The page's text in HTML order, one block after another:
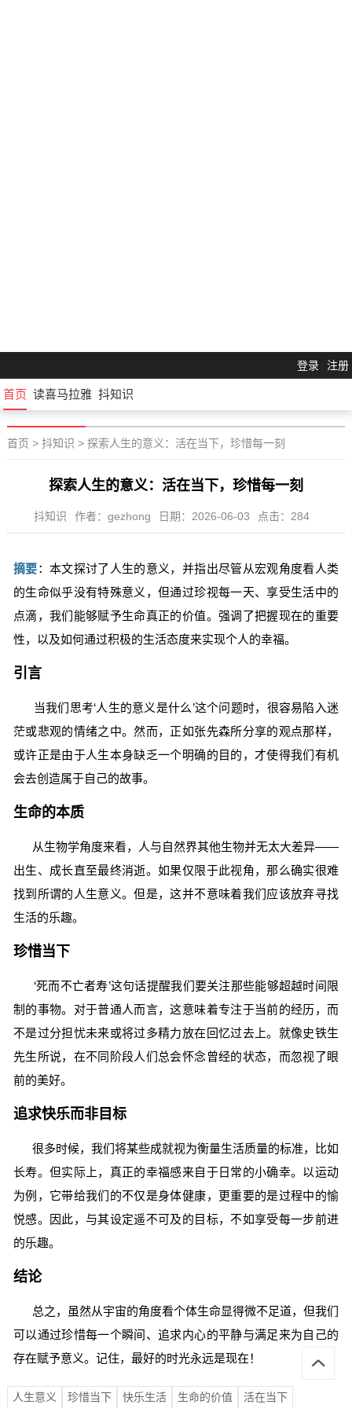
登录 注册
首页 读喜马拉雅 抖知识
首页 > 抖知识 > 探索人生的意义：活在当下，珍惜每一刻
探索人生的意义：活在当下，珍惜每一刻
抖知识 作者：gezhong 日期：2026-06-03 点击：284
摘要：本文探讨了人生的意义，并指出尽管从宏观角度看人类
的生命似乎没有特殊意义，但通过珍视每一天、享受生活中的
点滴，我们能够赋予生命真正的价值。强调了把握现在的重要
性，以及如何通过积极的生活态度来实现个人的幸福。
引言
当我们思考‘人生的意义是什么’这个问题时，很容易陷入迷
茫或悲观的情绪之中。然而，正如张先森所分享的观点那样，
或许正是由于人生本身缺乏一个明确的目的，才使得我们有机
会去创造属于自己的故事。
生命的本质
从生物学角度来看，人与自然界其他生物并无太大差异——
出生、成长直至最终消逝。如果仅限于此视角，那么确实很难
找到所谓的人生意义。但是，这并不意味着我们应该放弃寻找
生活的乐趣。
珍惜当下
‘死而不亡者寿’这句话提醒我们要关注那些能够超越时间限
制的事物。对于普通人而言，这意味着专注于当前的经历，而
不是过分担忧未来或将过多精力放在回忆过去上。就像史铁生
先生所说，在不同阶段人们总会怀念曾经的状态，而忽视了眼
前的美好。
追求快乐而非目标
很多时候，我们将某些成就视为衡量生活质量的标准，比如
长寿。但实际上，真正的幸福感来自于日常的小确幸。以运动
为例，它带给我们的不仅是身体健康，更重要的是过程中的愉
悦感。因此，与其设定遥不可及的目标，不如享受每一步前进
的乐趣。
结论
总之，虽然从宇宙的角度看个体生命显得微不足道，但我们
可以通过珍惜每一个瞬间、追求内心的平静与满足来为自己的
存在赋予意义。记住，最好的时光永远是现在！
人生意义 珍惜当下 快乐生活 生命的价值 活在当下